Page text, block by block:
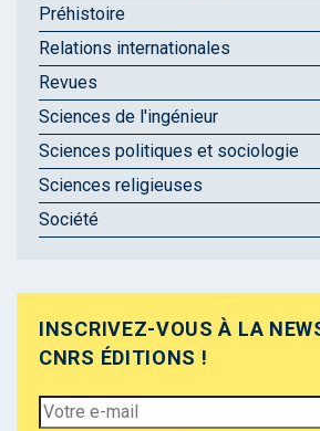
Préhistoire
Relations internationales
Revues
Sciences de l'ingénieur
Sciences politiques et sociologie
Sciences religieuses
Société
INSCRIVEZ-VOUS À LA
CNRS ÉDITIONS !